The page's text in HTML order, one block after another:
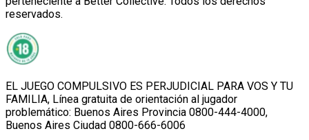
reservados.
EL JUEGO COMPULSIVO ES PERJUDICIAL PARA VOS Y TU
FAMILIA, Línea gratuita de orientación al jugador
problemático: Buenos Aires Provincia 0800-444-4000,
Buenos Aires Ciudad 0800-666-6006